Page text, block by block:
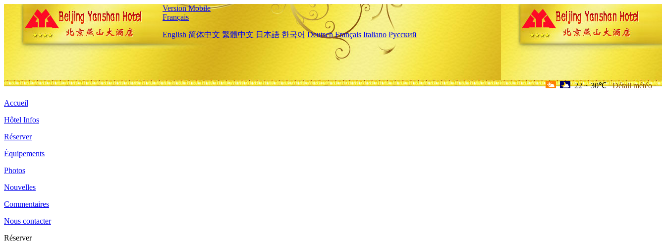
Version Mobile
Français
English 简体中文 繁體中文 日本語 한국어 Deutsch Français Italiano Русский
22 ~ 30℃ Détail météo
Accueil
Hôtel Infos
Réserver
Équipements
Photos
Nouvelles
Commentaires
Nous contacter
Réserver